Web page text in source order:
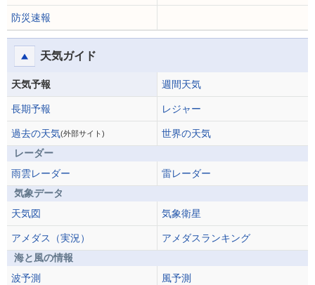
防災速報
天気ガイド
天気予報 週間天気
長期予報 レジャー
過去の天気(外部サイト)
世界の天気
レーダー
雨雲レーダー
雷レーダー
気象データ
天気図
気象衛星
アメダス（実況）
アメダスランキング
海と風の情報
波予測
風予測